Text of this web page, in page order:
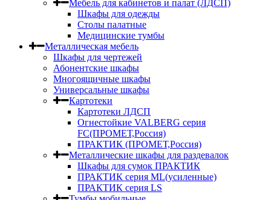
Мебель для кабинетов и палат (ЛДСП)
Шкафы для одежды
Столы палатные
Медицинские тумбы
Металлическая мебель
Шкафы для чертежей
Абонентские шкафы
Многоящичные шкафы
Универсальные шкафы
Картотеки
Картотеки ЛДСП
Огнестойкие VALBERG серия
FC(ПРОМЕТ,Россия)
ПРАКТИК (ПРОМЕТ,Россия)
Металлические шкафы для раздевалок
Шкафы для сумок ПРАКТИК
ПРАКТИК серия ML(усиленные)
ПРАКТИК серия LS